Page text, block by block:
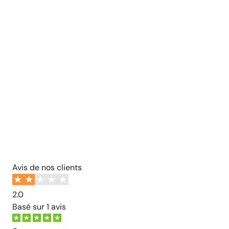
Avis de nos clients
2.0
Basé sur1 avis